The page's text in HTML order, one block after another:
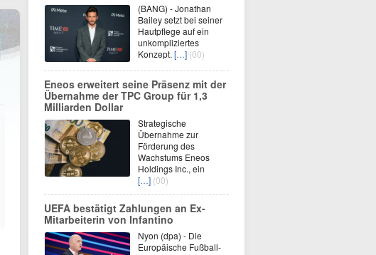
(BANG) - Jonathan
Bailey setzt bei seiner
Hautpflege auf ein
unkompliziertes
Konzept. […] (00)
Eneos erweitert seine Präsenz mit der
Übernahme der TPC Group für 1,3
Milliarden Dollar
Strategische
Übernahme zur
Förderung des
Wachstums Eneos
Holdings Inc., ein
[…] (00)
UEFA bestätigt Zahlungen an Ex-
Mitarbeiterin von Infantino
Nyon (dpa) - Die
Europäische Fußball-